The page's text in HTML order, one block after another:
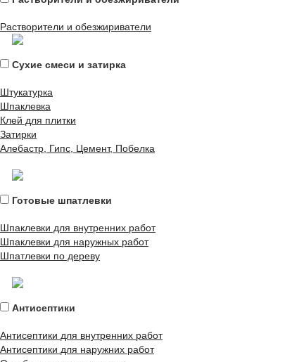
Растворители и обезжириватели
Сухие смеси и затирка
Штукатурка
Шпаклевка
Клей для плитки
Затирки
Алебастр, Гипс, Цемент, Побелка
Готовые шпатлевки
Шпаклевки для внутренних работ
Шпаклевки для наружных работ
Шпатлевки по дереву
Антисептики
Антисептики для внутренних работ
Антисептики для наружних работ